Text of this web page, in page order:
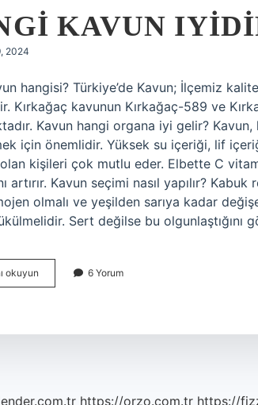
KAVUN
2024
hangisi? Türkiye’de Kavun; İlçemiz
Kırkağaç kavunun Kırkağaç-589 ve
Kavun hangi organa iyi gelir?
için önemlidir. Yüksek su içeriği, lif
kişileri çok mutlu eder. Elbette C
artırır. Kavun seçimi nasıl yapılır?
olmalı ve yeşilden sarıya kadar
Sert değilse bu olgunlaştığını
okuyun
Kavun
6 Yorum
https://orzo.com.tr https://